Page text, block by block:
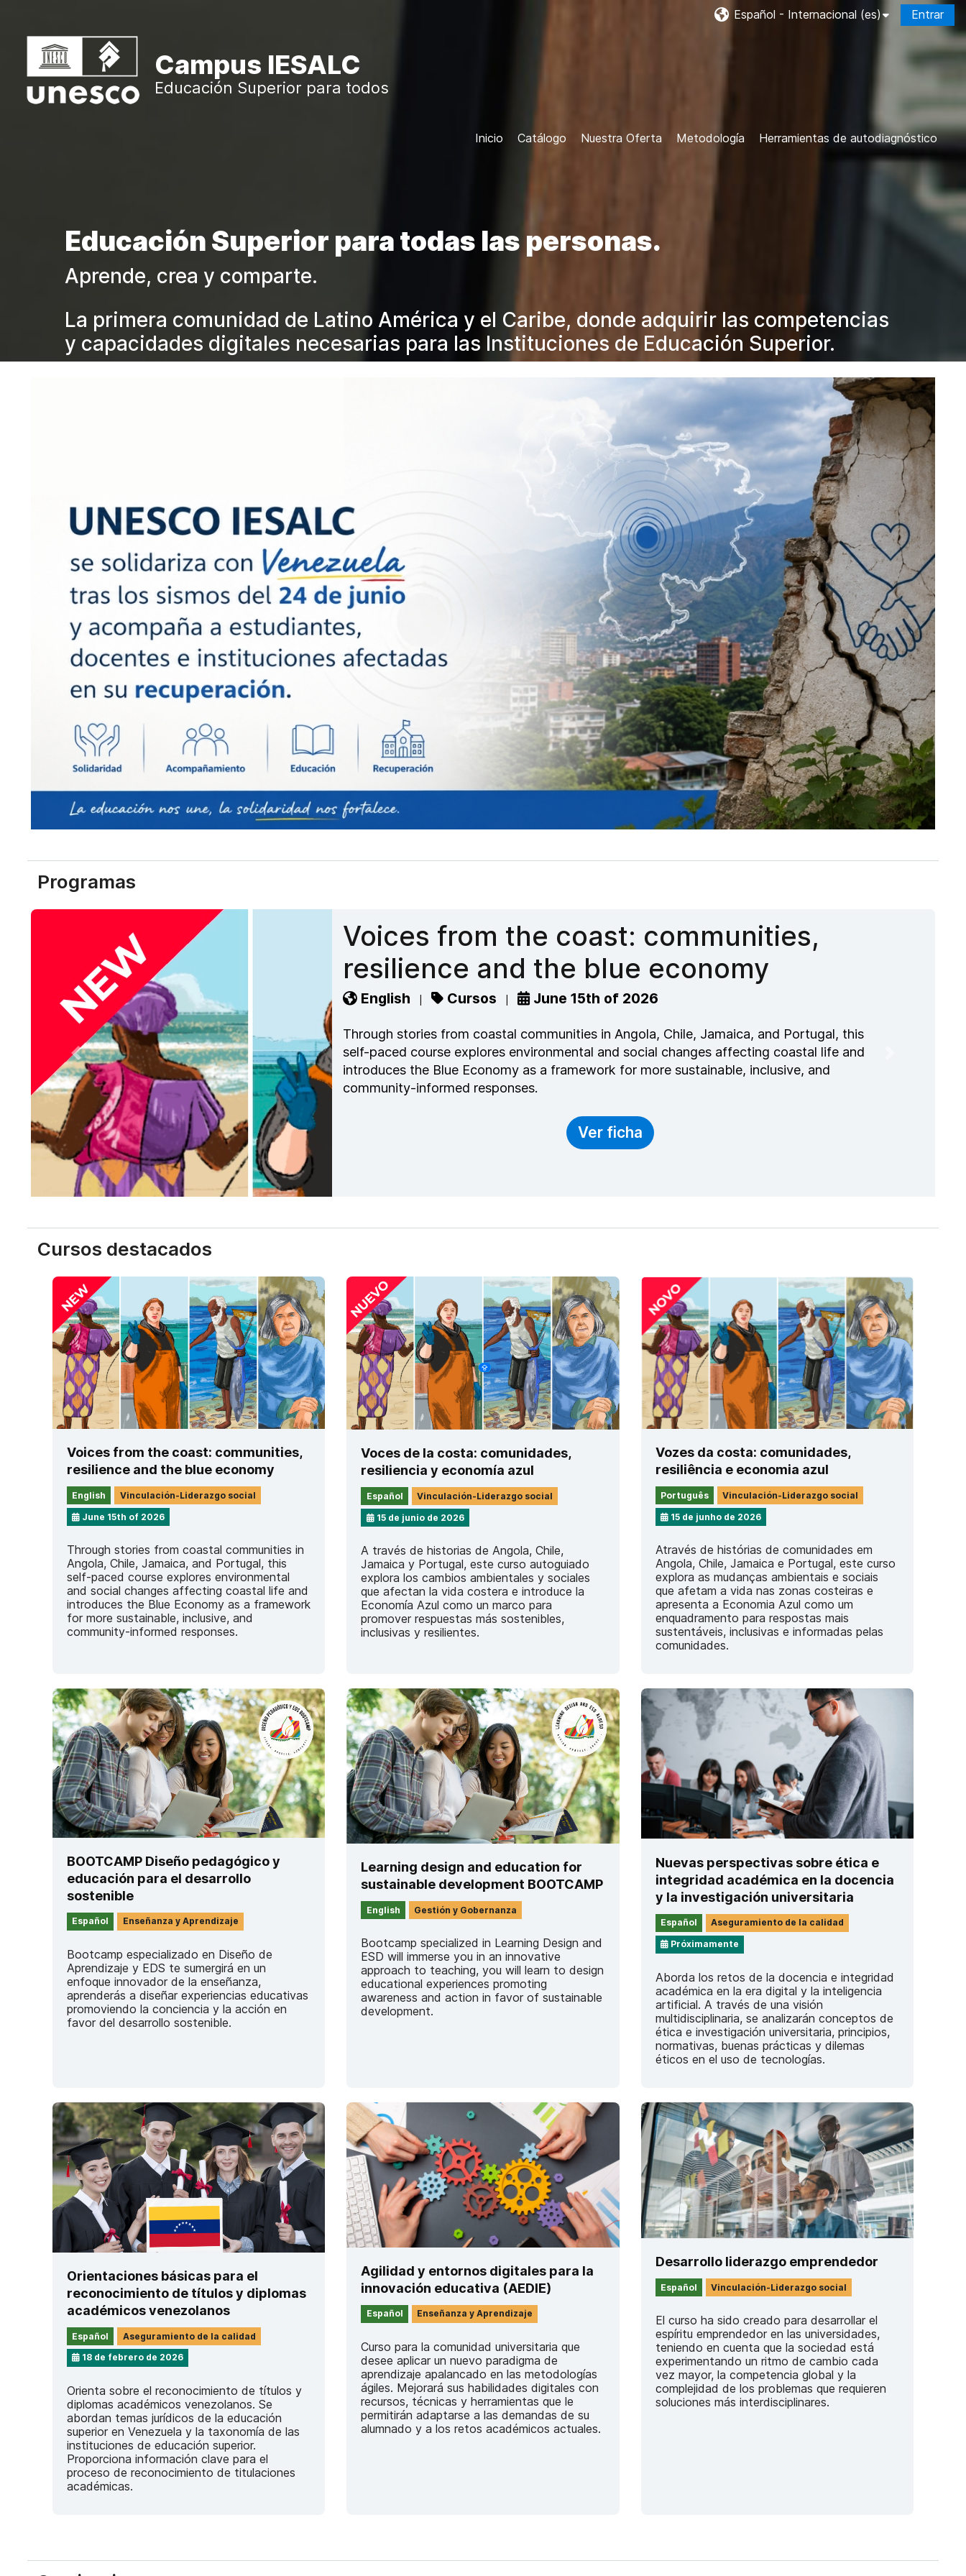
Español - Internacional ‎(es)‎ Entrar
Campus IESALC
Educación Superior para todos
Inicio Catálogo Nuestra Oferta Metodología Herramientas de autodiagnóstico
Educación Superior para todas las personas.
Aprende, crea y comparte.
La primera comunidad de Latino América y el Caribe, donde adquirir las competencias
y capacidades digitales necesarias para las Instituciones de Educación Superior.
Programas
Voces de la costa: comunidades,
resiliencia y economía azul
Español Cursos 15 de junio de 2026
A través de historias de Angola, Chile, Jamaica y Portugal, este curso autoguiado
explora los cambios ambientales y sociales que afectan la vida costera e introduce la
Economía Azul como un marco para promover respuestas más sostenibles, inclusivas y
resilientes.
Ver ficha
Previous
Cursos destacados
Voices from the coast: communities,
resilience and the blue economy
English
Vinculación-Liderazgo social
June 15th of 2026
Through stories from coastal communities in
Angola, Chile, Jamaica, and Portugal, this
self-paced course explores environmental
and social changes affecting coastal life and
introduces the Blue Economy as a framework
for more sustainable, inclusive, and
community-informed responses.
Voces de la costa: comunidades,
resiliencia y economía azul
Español
Vinculación-Liderazgo social
15 de junio de 2026
A través de historias de Angola, Chile,
Jamaica y Portugal, este curso autoguiado
explora los cambios ambientales y sociales
que afectan la vida costera e introduce la
Economía Azul como un marco para
promover respuestas más sostenibles,
inclusivas y resilientes.
Vozes da costa: comunidades,
resiliência e economia azul
Português
Vinculación-Liderazgo social
15 de junho de 2026
Através de histórias de comunidades em
Angola, Chile, Jamaica e Portugal, este curso
explora as mudanças ambientais e sociais
que afetam a vida nas zonas costeiras e
apresenta a Economia Azul como um
enquadramento para respostas mais
sustentáveis, inclusivas e informadas pelas
comunidades.
BOOTCAMP Diseño pedagógico y
educación para el desarrollo
sostenible
Español Enseñanza y Aprendizaje
Bootcamp especializado en Diseño de
Aprendizaje y EDS te sumergirá en un
enfoque innovador de la enseñanza,
aprenderás a diseñar experiencias educativas
promoviendo la conciencia y la acción en
favor del desarrollo sostenible.
Learning design and education for
sustainable development BOOTCAMP
English Gestión y Gobernanza
Bootcamp specialized in Learning Design and
ESD will immerse you in an innovative
approach to teaching, you will learn to design
educational experiences promoting
awareness and action in favor of sustainable
development.
Nuevas perspectivas sobre ética e
integridad académica en la docencia
y la investigación universitaria
Español
Aseguramiento de la calidad
Próximamente
Aborda los retos de la docencia e integridad
académica en la era digital y la inteligencia
artificial. A través de una visión
multidisciplinaria, se analizarán conceptos de
ética e investigación universitaria, principios,
normativas, buenas prácticas y dilemas
éticos en el uso de tecnologías.
Orientaciones básicas para el
reconocimiento de títulos y diplomas
académicos venezolanos
Español
Aseguramiento de la calidad
18 de febrero de 2026
Orienta sobre el reconocimiento de títulos y
diplomas académicos venezolanos. Se
abordan temas jurídicos de la educación
superior en Venezuela y la taxonomía de las
instituciones de educación superior.
Proporciona información clave para el
proceso de reconocimiento de titulaciones
académicas.
Agilidad y entornos digitales para la
innovación educativa (AEDIE)
Español Enseñanza y Aprendizaje
Curso para la comunidad universitaria que
desee aplicar un nuevo paradigma de
aprendizaje apalancado en las metodologías
ágiles. Mejorará sus habilidades digitales con
recursos, técnicas y herramientas que le
permitirán adaptarse a las demandas de su
alumnado y a los retos académicos actuales.
Desarrollo liderazgo emprendedor
Español Vinculación-Liderazgo social
El curso ha sido creado para desarrollar el
espíritu emprendedor en las universidades,
teniendo en cuenta que la sociedad está
experimentando un ritmo de cambio cada
vez mayor, la competencia global y la
complejidad de los problemas que requieren
soluciones más interdisciplinares.